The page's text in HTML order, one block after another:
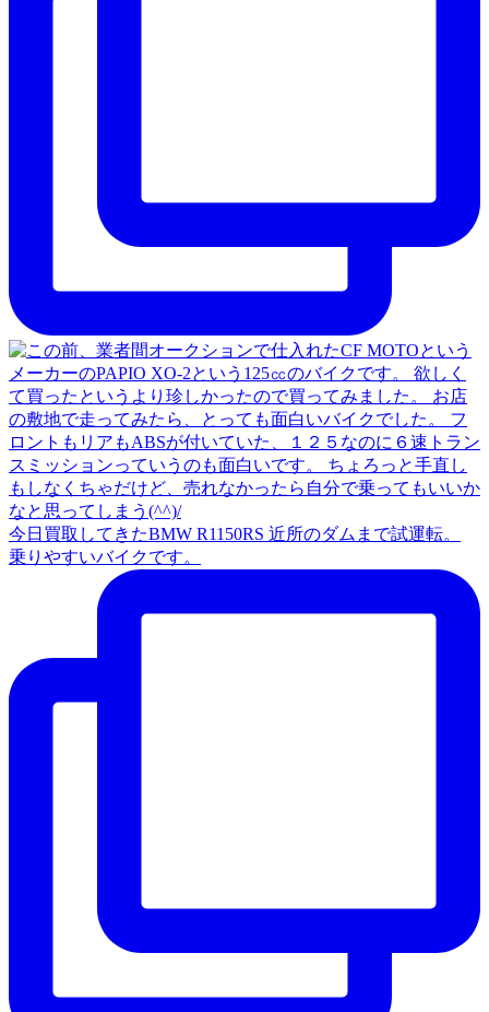
今日買取してきたBMW R1150RS 近所のダムまで試運転。
乗りやすいバイクです。